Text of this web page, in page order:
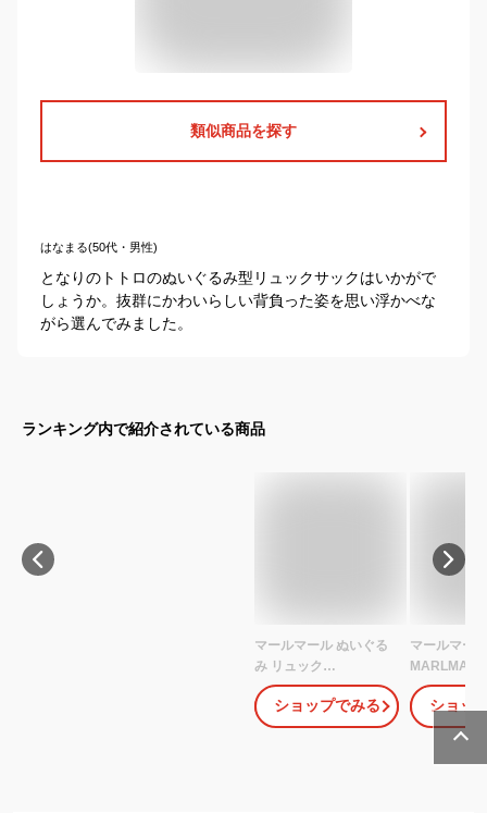
類似商品を探す
はなまる(50代・男性)
となりのトトロのぬいぐるみ型リュックサックはいかがで
しょうか。抜群にかわいらしい背負った姿を思い浮かべな
がら選んでみました。
ランキング内で紹介されている商品
マールマール ぬいぐる
み リュック
MARLMARL BFF+ 【名
入れ対応】【 多機能ぬ
いぐるみ 】( 赤ちゃん ベ
ショップでみる
マールマール
ぐるみ リュ
能ぬいぐる
ストトイ 赤
の子 女の子
ショッ